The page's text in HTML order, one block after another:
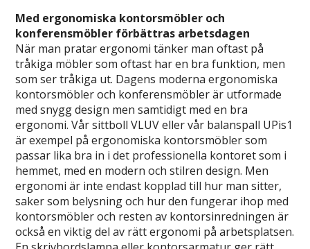
Med ergonomiska kontorsmöbler och
konferensmöbler förbättras arbetsdagen
När man pratar ergonomi tänker man oftast på
tråkiga möbler som oftast har en bra funktion, men
som ser tråkiga ut. Dagens moderna ergonomiska
kontorsmöbler och konferensmöbler är utformade
med snygg design men samtidigt med en bra
ergonomi. Vår sittboll VLUV eller vår balanspall UPis1
är exempel på ergonomiska kontorsmöbler som
passar lika bra in i det professionella kontoret som i
hemmet, med en modern och stilren design. Men
ergonomi är inte endast kopplad till hur man sitter,
saker som belysning och hur den fungerar ihop med
kontorsmöbler och resten av kontorsinredningen är
också en viktig del av rätt ergonomi på arbetsplatsen.